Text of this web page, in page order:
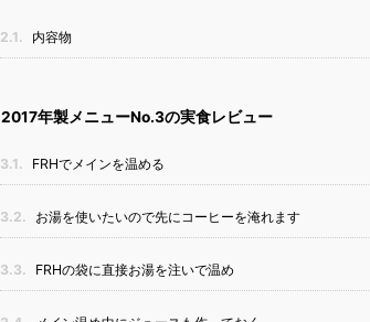
2.1. 内容物
2017年製メニューNo.3の実食レビュー
3.1. FRHでメインを温める
3.2. お湯を使いたいので先にコーヒーを淹れます
3.3. FRHの袋に直接お湯を注いで温め